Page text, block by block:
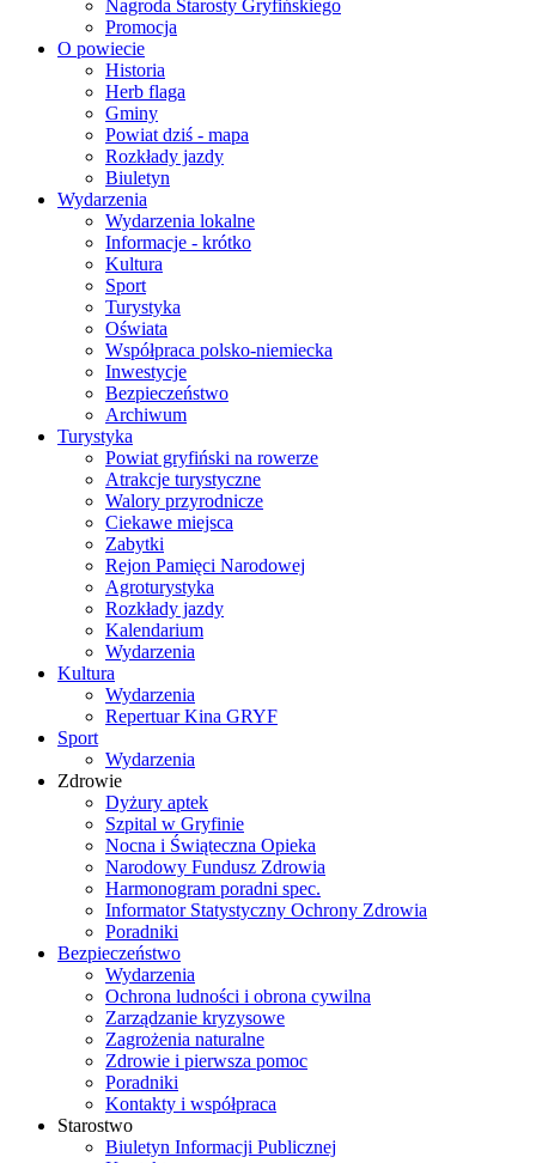
Nagroda Starosty Gryfińskiego
Promocja
O powiecie
Historia
Herb flaga
Gminy
Powiat dziś - mapa
Rozkłady jazdy
Biuletyn
Wydarzenia
Wydarzenia lokalne
Informacje - krótko
Kultura
Sport
Turystyka
Oświata
Współpraca polsko-niemiecka
Inwestycje
Bezpieczeństwo
Archiwum
Turystyka
Powiat gryfiński na rowerze
Atrakcje turystyczne
Walory przyrodnicze
Ciekawe miejsca
Zabytki
Rejon Pamięci Narodowej
Agroturystyka
Rozkłady jazdy
Kalendarium
Wydarzenia
Kultura
Wydarzenia
Repertuar Kina GRYF
Sport
Wydarzenia
Zdrowie
Dyżury aptek
Szpital w Gryfinie
Nocna i Świąteczna Opieka
Narodowy Fundusz Zdrowia
Harmonogram poradni spec.
Informator Statystyczny Ochrony Zdrowia
Poradniki
Bezpieczeństwo
Wydarzenia
Ochrona ludności i obrona cywilna
Zarządzanie kryzysowe
Zagrożenia naturalne
Zdrowie i pierwsza pomoc
Poradniki
Kontakty i współpraca
Starostwo
Biuletyn Informacji Publicznej